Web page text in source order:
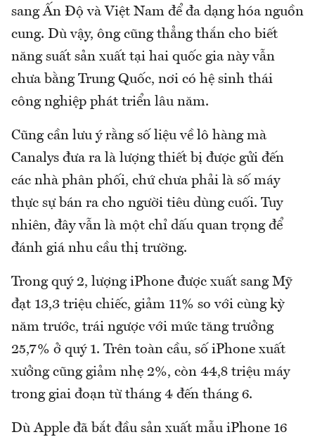
sang Ấn Độ và Việt Nam để đa dạng hóa nguồn
cung. Dù vậy, ông cũng thẳng thắn cho biết
năng suất sản xuất tại hai quốc gia này vẫn
chưa bằng Trung Quốc, nơi có hệ sinh thái
công nghiệp phát triển lâu năm.
Cũng cần lưu ý rằng số liệu về lô hàng mà
Canalys đưa ra là lượng thiết bị được gửi đến
các nhà phân phối, chứ chưa phải là số máy
thực sự bán ra cho người tiêu dùng cuối. Tuy
nhiên, đây vẫn là một chỉ dấu quan trọng để
đánh giá nhu cầu thị trường.
Trong quý 2, lượng iPhone được xuất sang Mỹ
đạt 13,3 triệu chiếc, giảm 11% so với cùng kỳ
năm trước, trái ngược với mức tăng trưởng
25,7% ở quý 1. Trên toàn cầu, số iPhone xuất
xưởng cũng giảm nhẹ 2%, còn 44,8 triệu máy
trong giai đoạn từ tháng 4 đến tháng 6.
Dù Apple đã bắt đầu sản xuất mẫu iPhone 16